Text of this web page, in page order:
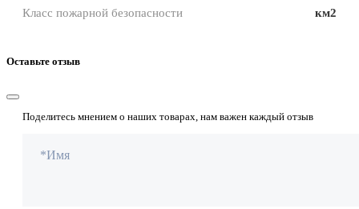
Класс пожарной безопасности
км2
Оставьте отзыв
Поделитесь мнением о наших товарах, нам важен каждый отзыв
*Имя